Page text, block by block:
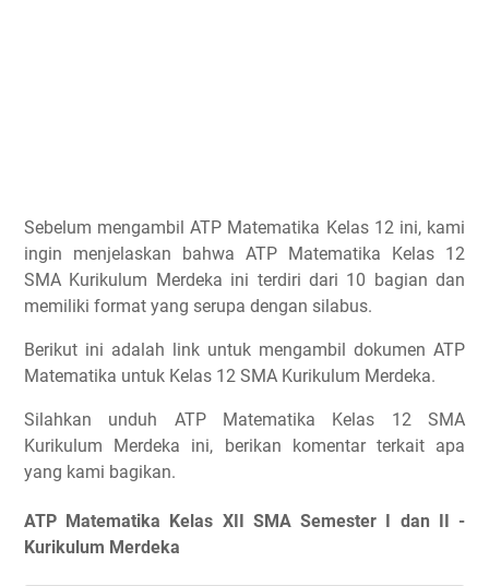
Sebelum mengambil ATP Matematika Kelas 12 ini, kami
ingin menjelaskan bahwa ATP Matematika Kelas 12
SMA Kurikulum Merdeka ini terdiri dari 10 bagian dan
memiliki format yang serupa dengan silabus.
Berikut ini adalah link untuk mengambil dokumen ATP
Matematika untuk Kelas 12 SMA Kurikulum Merdeka.
Silahkan unduh ATP Matematika Kelas 12 SMA
Kurikulum Merdeka ini, berikan komentar terkait apa
yang kami bagikan.
ATP Matematika Kelas XII SMA Semester I dan II -
Kurikulum Merdeka